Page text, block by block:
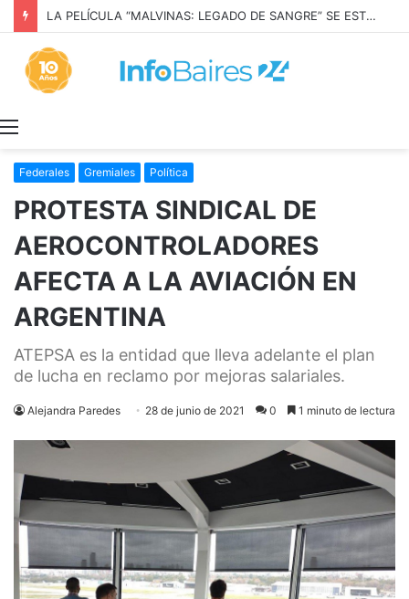
LA PELÍCULA “MALVINAS: LEGADO DE SANGRE” SE ESTRENARÁ EN PRIME VIDEO
Federales Gremiales Política
PROTESTA SINDICAL DE
AEROCONTROLADORES
AFECTA A LA AVIACIÓN EN
ARGENTINA
ATEPSA es la entidad que lleva adelante el plan
de lucha en reclamo por mejoras salariales.
Alejandra Paredes 28 de junio de 2021 0 1 minuto de lectura